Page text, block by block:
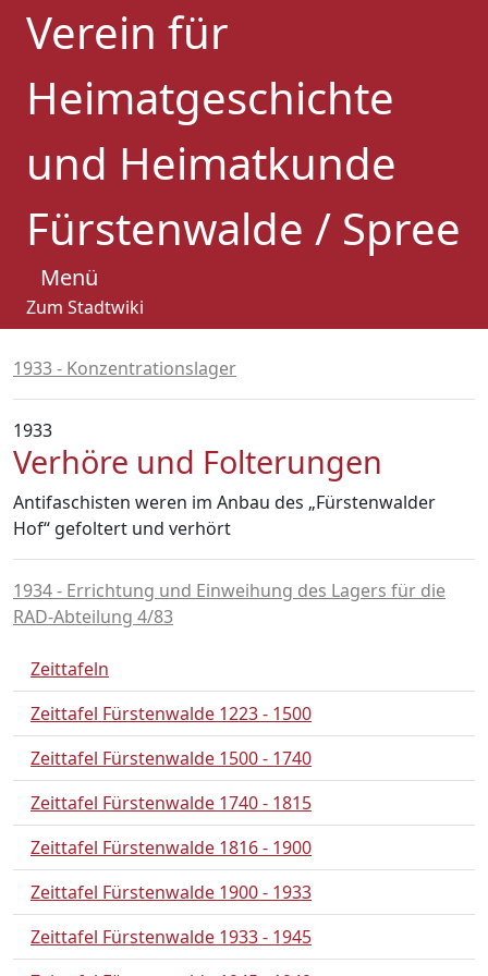
Verein für
Heimatgeschichte
und Heimatkunde
Fürstenwalde / Spree
Menü
Zum Stadtwiki
1933 - Konzentrationslager
1933
Verhöre und Folterungen
Antifaschisten weren im Anbau des „Fürstenwalder
Hof“ gefoltert und verhört
1934 - Errichtung und Einweihung des Lagers für die
RAD-Abteilung 4/83
Zeittafeln
Zeittafel Fürstenwalde 1223 - 1500
Zeittafel Fürstenwalde 1500 - 1740
Zeittafel Fürstenwalde 1740 - 1815
Zeittafel Fürstenwalde 1816 - 1900
Zeittafel Fürstenwalde 1900 - 1933
Zeittafel Fürstenwalde 1933 - 1945